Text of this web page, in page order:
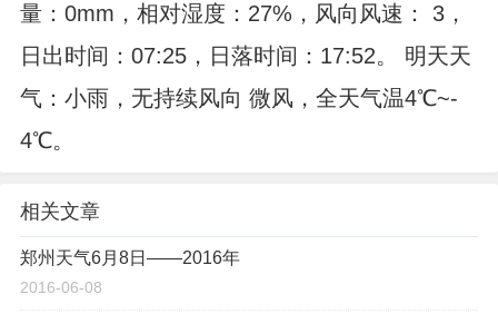
量：0mm，相对湿度：27%，风向风速： 3，
日出时间：07:25，日落时间：17:52。 明天天
气：小雨，无持续风向 微风，全天气温4℃~-
4℃。
相关文章
郑州天气6月8日——2016年
2016-06-08